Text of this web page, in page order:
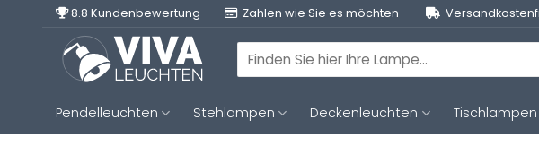
8.8 Kundenbewertung Zahlen wie Sie es möchten
Suchen
nach:
Pendelleuchten Stehlampen Deckenleuchten Tischlampen